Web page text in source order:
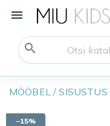

search
MÖÖBEL / SISUSTUS
−15%